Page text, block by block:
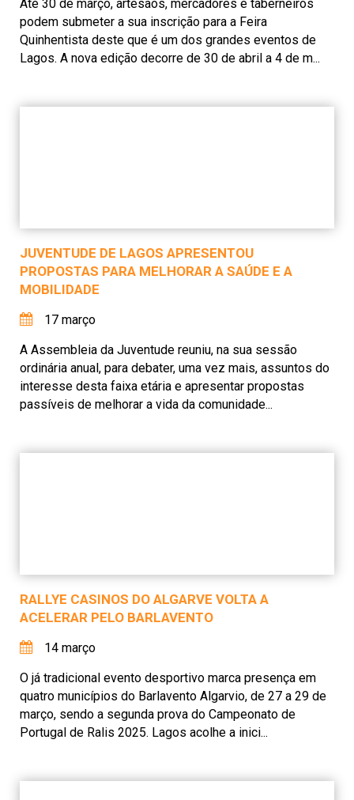
Até 30 de março, artesãos, mercadores e taberneiros
podem submeter a sua inscrição para a Feira
Quinhentista deste que é um dos grandes eventos de
Lagos. A nova edição decorre de 30 de abril a 4 de m...
JUVENTUDE DE LAGOS APRESENTOU
PROPOSTAS PARA MELHORAR A SAÚDE E A
MOBILIDADE
17 março
A Assembleia da Juventude reuniu, na sua sessão
ordinária anual, para debater, uma vez mais, assuntos do
interesse desta faixa etária e apresentar propostas
passíveis de melhorar a vida da comunidade...
RALLYE CASINOS DO ALGARVE VOLTA A
ACELERAR PELO BARLAVENTO
14 março
O já tradicional evento desportivo marca presença em
quatro municípios do Barlavento Algarvio, de 27 a 29 de
março, sendo a segunda prova do Campeonato de
Portugal de Ralis 2025. Lagos acolhe a inici...